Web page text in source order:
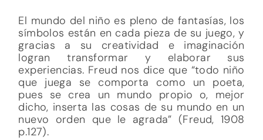
El mundo del niño es pleno de fantasías, los
símbolos están en cada pieza de su juego, y
gracias a su creatividad e imaginación
logran transformar y elaborar sus
experiencias. Freud nos dice que “todo niño
que juega se comporta como un poeta,
pues se crea un mundo propio o, mejor
dicho, inserta las cosas de su mundo en un
nuevo orden que le agrada” (Freud, 1908
p.127).